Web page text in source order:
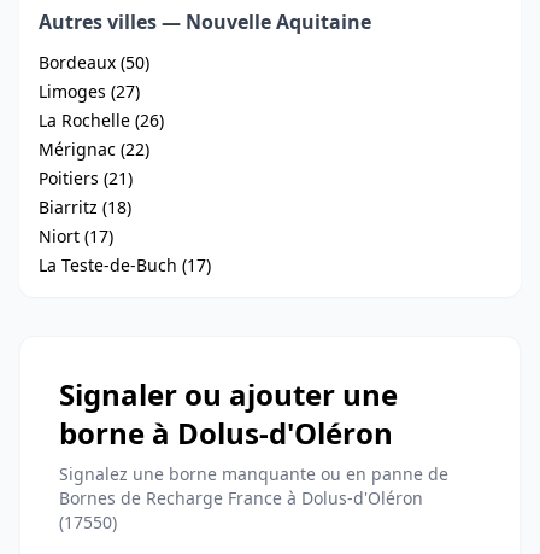
Autres villes — Nouvelle Aquitaine
Bordeaux (50)
Limoges (27)
La Rochelle (26)
Mérignac (22)
Poitiers (21)
Biarritz (18)
Niort (17)
La Teste-de-Buch (17)
Signaler ou ajouter une
borne à Dolus-d'Oléron
Signalez une borne manquante ou en panne de
Bornes de Recharge France à Dolus-d'Oléron
(17550)